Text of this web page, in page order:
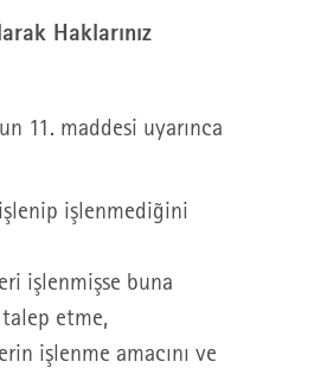
Haklarınız
11. maddesi uyarınca
işlenmediğini
işlenmişse buna
etme,
işlenme amacını ve